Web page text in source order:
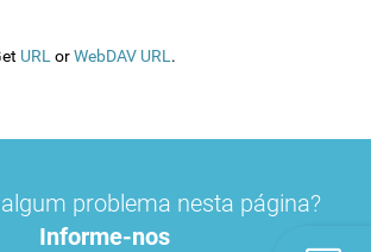
URL orWebDAV URL .
problema nesta página?
Informe-nos